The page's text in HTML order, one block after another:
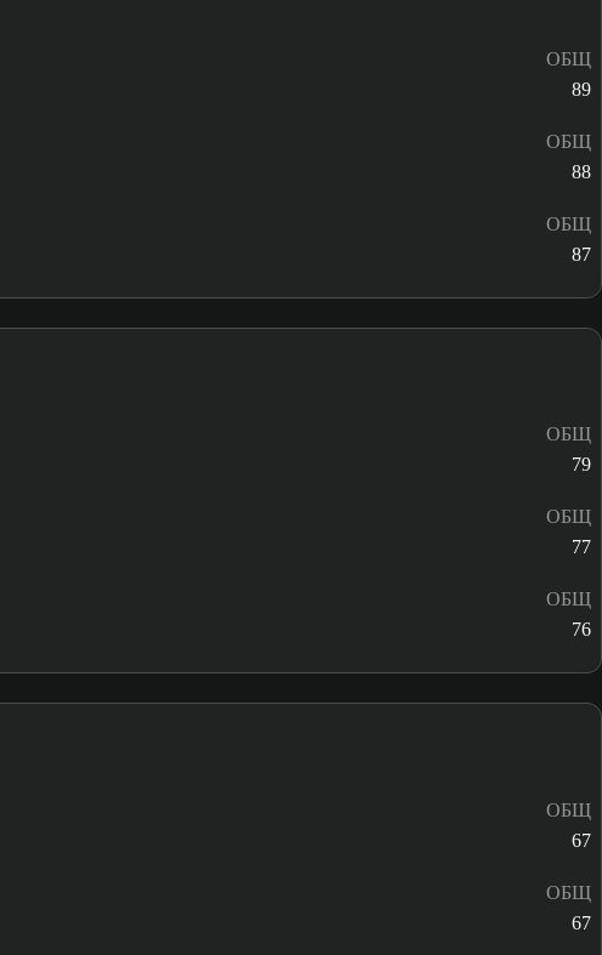
ОБЩ
89
ОБЩ
88
ОБЩ
87
ОБЩ
79
ОБЩ
77
ОБЩ
76
ОБЩ
67
ОБЩ
67